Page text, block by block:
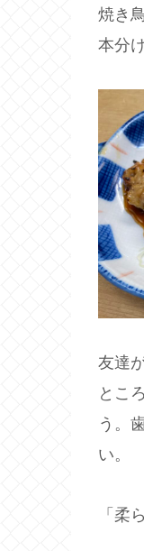
焼き
本分
友達
とこ
う。
い。
「柔